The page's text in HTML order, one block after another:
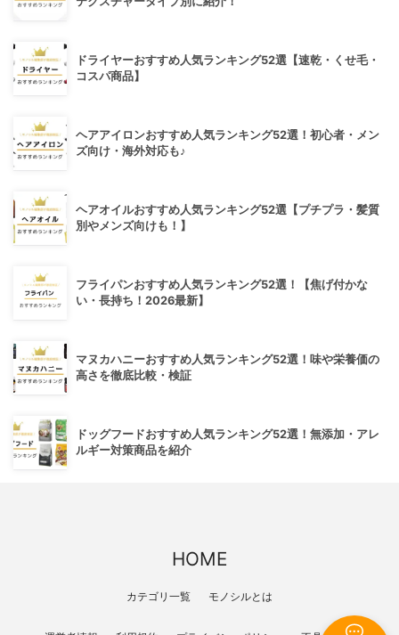
ドライヤーおすすめ人気ランキング52選【速乾・くせ毛・
コスパ商品】
ヘアアイロンおすすめ人気ランキング52選！初心者・メン
ズ向け・海外対応も♪
ヘアオイルおすすめ人気ランキング52選【プチプラ・髪質
別やメンズ向けも！】
フライパンおすすめ人気ランキング52選！【焦げ付かな
い・長持ち！2026最新】
マヌカハニーおすすめ人気ランキング52選！味や栄養価の
高さを徹底比較・検証
ドッグフードおすすめ人気ランキング52選！無添加・アレ
ルギー対策商品を紹介
HOME
カテゴリ一覧 モノシルとは